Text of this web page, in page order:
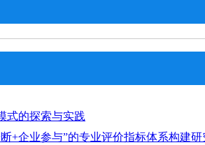
式的探索与实践
+企业参与”的专业评价指标体系构建研